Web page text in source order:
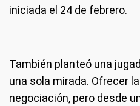
iniciada el 24 de febrero.
También planteó una
una sola mirada. Ofrecer
negociación, pero desde